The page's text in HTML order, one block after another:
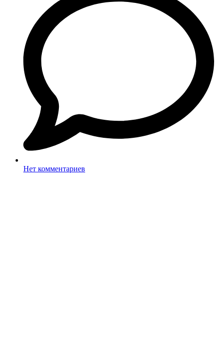
Нет комментариев